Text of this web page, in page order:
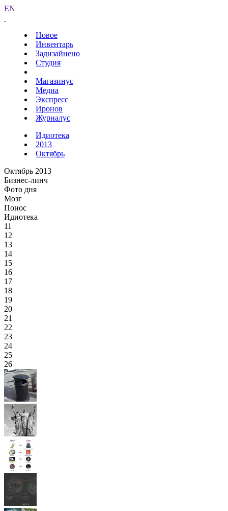
EN
Новое
Инвентарь
Задизайнено
Студия
Магазинус
Медиа
Экспресс
Иронов
Журналус
Идиотека
2013
Октябрь
Октябрь 2013
Бизнес-линч
Фото дня
Мозг
Понос
Идиотека
11
12
13
14
15
16
17
18
19
20
21
22
23
24
25
26